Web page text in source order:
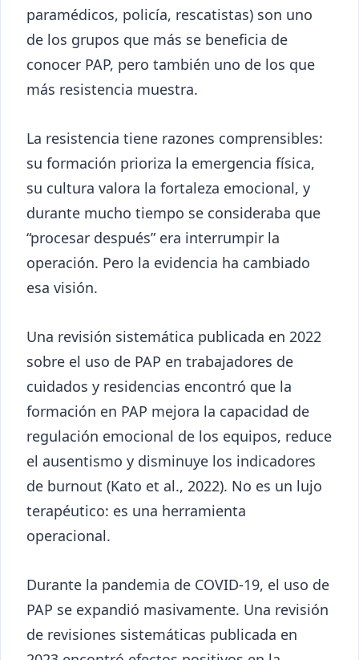
paramédicos, policía, rescatistas) son uno
de los grupos que más se beneficia de
conocer PAP, pero también uno de los que
más resistencia muestra.
La resistencia tiene razones comprensibles:
su formación prioriza la emergencia física,
su cultura valora la fortaleza emocional, y
durante mucho tiempo se consideraba que
“procesar después” era interrumpir la
operación. Pero la evidencia ha cambiado
esa visión.
Una revisión sistemática publicada en 2022
sobre el uso de PAP en trabajadores de
cuidados y residencias encontró que la
formación en PAP mejora la capacidad de
regulación emocional de los equipos, reduce
el ausentismo y disminuye los indicadores
de burnout (Kato et al., 2022). No es un lujo
terapéutico: es una herramienta
operacional.
Durante la pandemia de COVID-19, el uso de
PAP se expandió masivamente. Una revisión
de revisiones sistemáticas publicada en